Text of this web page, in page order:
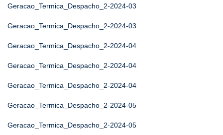
Geracao_Termica_Despacho_2-2024-03
Geracao_Termica_Despacho_2-2024-03
Geracao_Termica_Despacho_2-2024-04
Geracao_Termica_Despacho_2-2024-04
Geracao_Termica_Despacho_2-2024-04
Geracao_Termica_Despacho_2-2024-05
Geracao_Termica_Despacho_2-2024-05